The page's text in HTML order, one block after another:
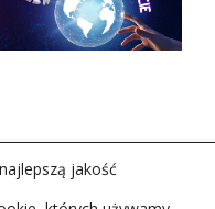
jakość